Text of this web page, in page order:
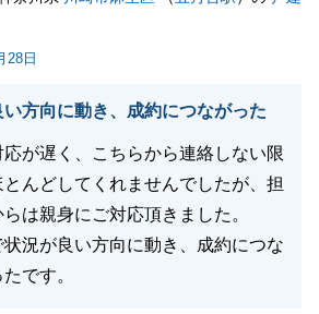
28日
方向に動き、成約につながった
が遅く、こちらから連絡しない限
んどしてくれませんでしたが、担
は親身にご対応頂きました。
況が良い方向に動き、成約につな
です。